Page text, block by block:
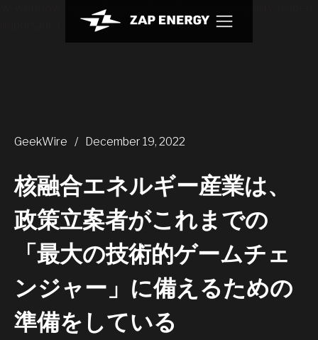
.w-webflow-badge { display: None !important; visibility: hidden
GeekWire / December 19, 2022
核融合エネルギー産業は、
政策立案者がこれまでの
「最大の技術的ゲームチェ
ンジャー」に備えるための
準備をしている